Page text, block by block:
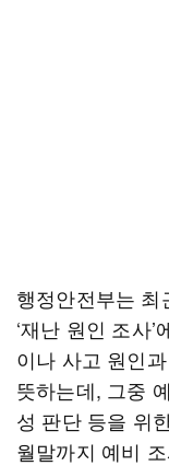
행정안전부는 최
‘재난 원인 조사
이나 사고 원인
뜻하는데, 그중
성 판단 등을 위
월말까지 예비